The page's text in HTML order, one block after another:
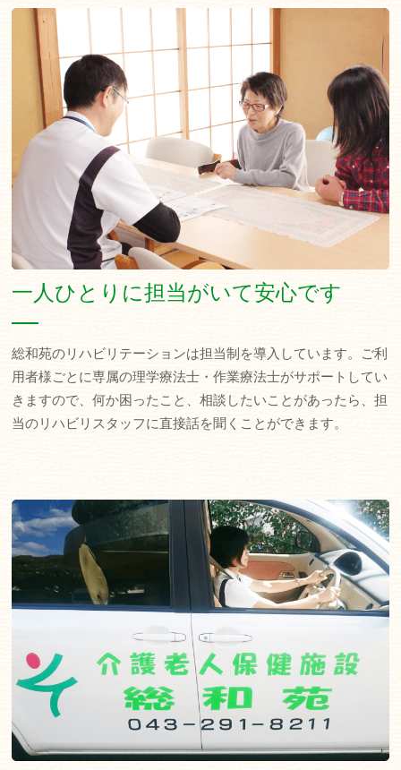
一人ひとりに担当がいて安心です
総和苑のリハビリテーションは担当制を導入しています。ご利
用者様ごとに専属の理学療法士・作業療法士がサポートしてい
きますので、何か困ったこと、相談したいことがあったら、担
当のリハビリスタッフに直接話を聞くことができます。